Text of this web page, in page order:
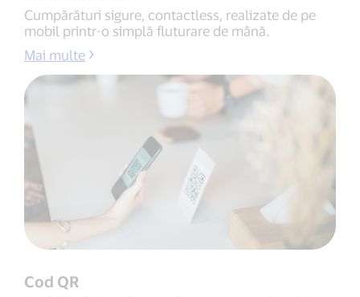
Cumpărături sigure, contactless, realizate de pe
mobil printr-o simplă fluturare de mână.
Mai multe
Cod QR